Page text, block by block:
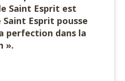
Saint Esprit est
Saint Esprit pousse
perfection dans la
».